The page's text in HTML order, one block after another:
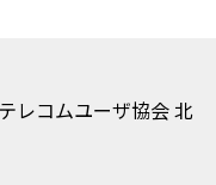
レコムユーザ協会 北